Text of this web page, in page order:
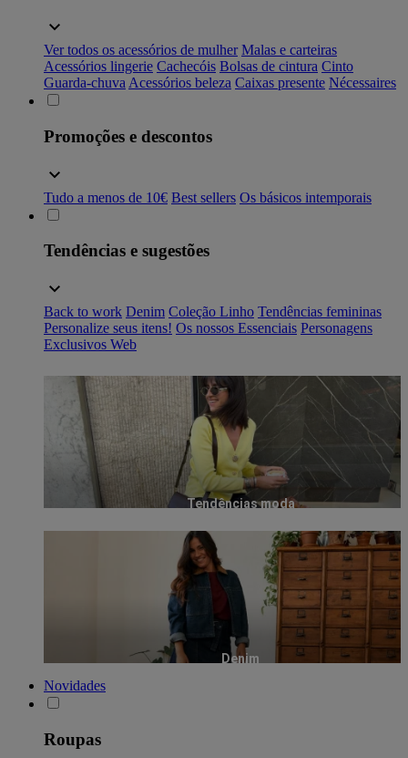
Ver todos os acessórios de mulher Malas e carteiras
Acessórios lingerie Cachecóis Bolsas de cintura Cinto
Guarda-chuva Acessórios beleza Caixas presente Nécessaires
Promoções e descontos
Tudo a menos de 10€ Best sellers Os básicos intemporais
Tendências e sugestões
Back to work Denim Coleção Linho Tendências femininas
Personalize seus itens! Os nossos Essenciais Personagens
Exclusivos Web
Tendências moda
Denim
Novidades
Roupas